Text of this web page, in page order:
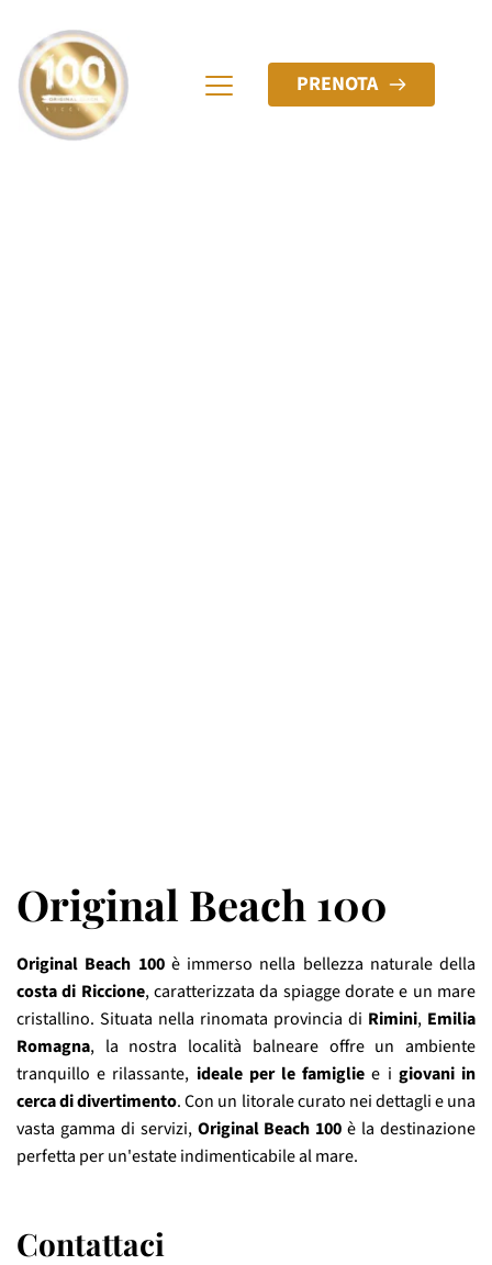
PRENOTA
Original Beach 100
Original Beach 100è immerso nella bellezza naturale della
costa di Riccione, caratterizzata da spiagge dorate e un mare
cristallino. Situata nella rinomata provincia di Rimini, Emilia
Romagna, la nostra località balneare offre un ambiente
tranquillo e rilassante, ideale per le famiglie e i giovani in
cerca di divertimento. Con un litorale curato nei dettagli e una
vasta gamma di servizi, Original Beach 100è la destinazione
perfetta per un'estate indimenticabile al mare.
Contattaci